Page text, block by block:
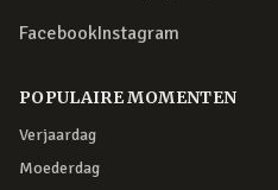
FacebookInstagram
POPULAIRE MOMENTEN
Verjaardag
Moederdag